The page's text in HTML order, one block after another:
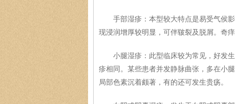
手部湿疹：本型较大特点是易受气侯影
现浸润增厚较明显，可伴皲裂及脱屑。奇
小腿湿疹：此型临床较为常见，好发生
疹相同。某些患者并发静脉曲张，多在小
局部色素沉着颇著，有的还可发生贵疡。